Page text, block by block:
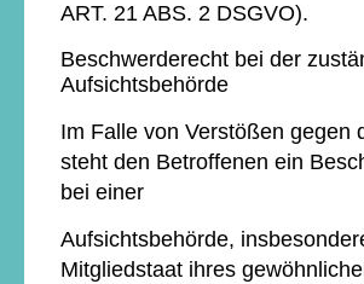
ART. 21 ABS. 2 DSGVO).
Beschwerderecht bei der
Aufsichtsbehörde
Im Falle von Verstößen gegen
steht den Betroffenen ein
bei einer
Aufsichtsbehörde,
Mitgliedstaat ihres